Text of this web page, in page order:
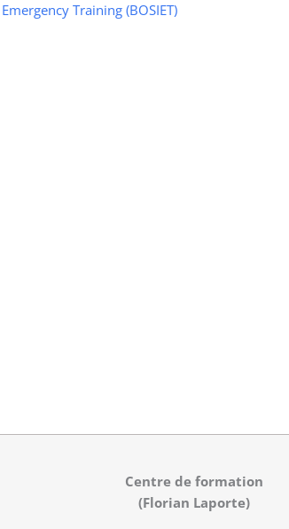
Training (BOSIET)
Centre de formation
(Florian Laporte)